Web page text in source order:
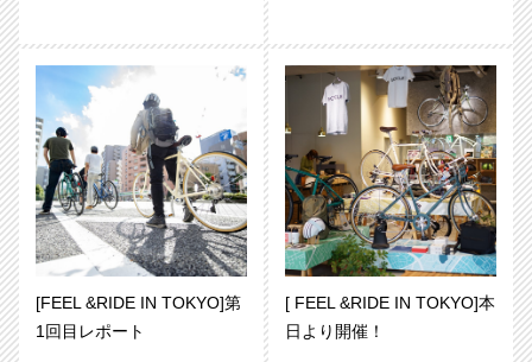
[FEEL &RIDE IN TOKYO]第
1回目レポート
[ FEEL &RIDE IN TOKYO]本
日より開催！